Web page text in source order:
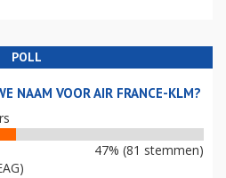
POLL
NAAM VOOR AIR FRANCE-KLM?
47% (81 stemmen)